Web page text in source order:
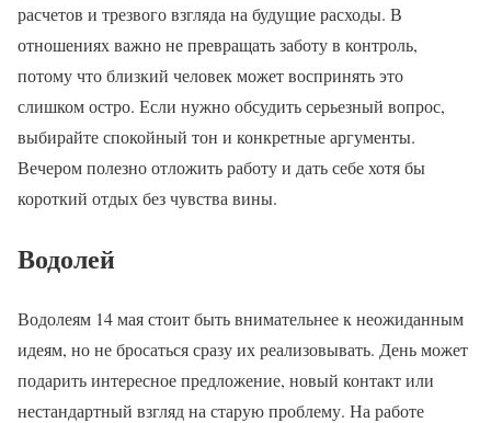
расчетов и трезвого взгляда на будущие расходы. В
отношениях важно не превращать заботу в контроль,
потому что близкий человек может воспринять это
слишком остро. Если нужно обсудить серьезный вопрос,
выбирайте спокойный тон и конкретные аргументы.
Вечером полезно отложить работу и дать себе хотя бы
короткий отдых без чувства вины.
Водолей
Водолеям 14 мая стоит быть внимательнее к неожиданным
идеям, но не бросаться сразу их реализовывать. День может
подарить интересное предложение, новый контакт или
нестандартный взгляд на старую проблему. На работе